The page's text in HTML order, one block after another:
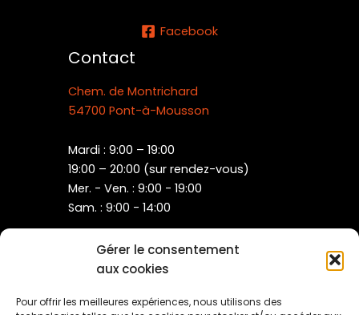
Gérer le consentement
aux cookies
Pour offrir les meilleures expériences, nous utilisons des
Facebook
Contact
Chem. de Montrichard
54700 Pont-à-Mousson
Mardi : 9:00 – 19:00
19:00 – 20:00 (sur rendez-vous)
Mer. - Ven. : 9:00 - 19:00
Sam. : 9:00 - 14:00
Toutes nos prestations
Carte cadeau